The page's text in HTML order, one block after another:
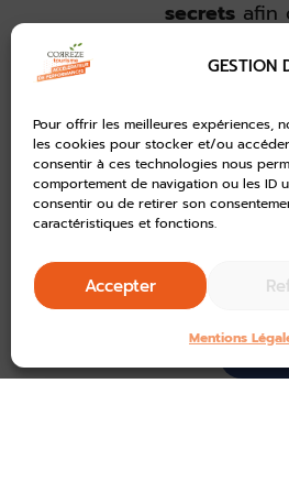
GESTION
Pour offrir les meilleures expériences,
les cookies pour stocker et/ou
consentir à ces technologies nous
comportement de navigation ou les ID
consentir ou de retirer son
caractéristiques et fonctions.
Accepter
Mentions
secrets afin
Ainsi, le
fougères
diverses, le
encore
Votez pour la